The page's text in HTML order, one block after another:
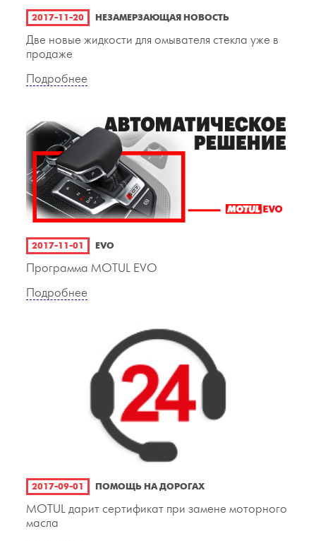
2017-11-20 НЕЗАМЕРЗАЮЩАЯ НОВОСТЬ
Две новые жидкости для омывателя стекла уже в
продаже
Подробнее
2017-11-01 EVO
Программа MOTUL EVO
Подробнее
2017-09-01 ПОМОЩЬ НА ДОРОГАХ
MOTUL дарит сертификат при замене моторного
масла